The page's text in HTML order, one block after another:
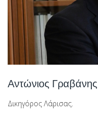
Αντώνιος Γραβάνης
Δικηγόρος Λάρισας.